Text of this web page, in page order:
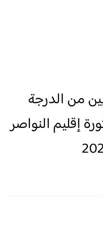
3 تقنيين من الدرجة
إقليم النواصر